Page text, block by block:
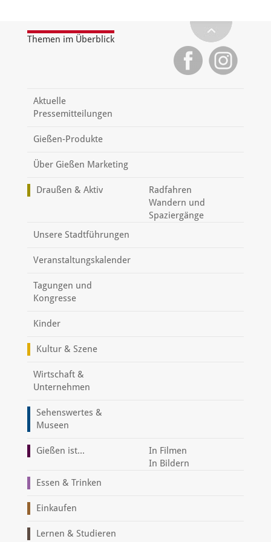
Themen im Überblick
Aktuelle
Pressemitteilungen
Gießen-Produkte
Über Gießen Marketing
Draußen & Aktiv
Radfahren
Wandern und
Spaziergänge
Unsere Stadtführungen
Veranstaltungskalender
Tagungen und
Kongresse
Kinder
Kultur & Szene
Wirtschaft &
Unternehmen
Sehenswertes &
Museen
Gießen ist...
In Filmen
In Bildern
Essen & Trinken
Einkaufen
Lernen & Studieren